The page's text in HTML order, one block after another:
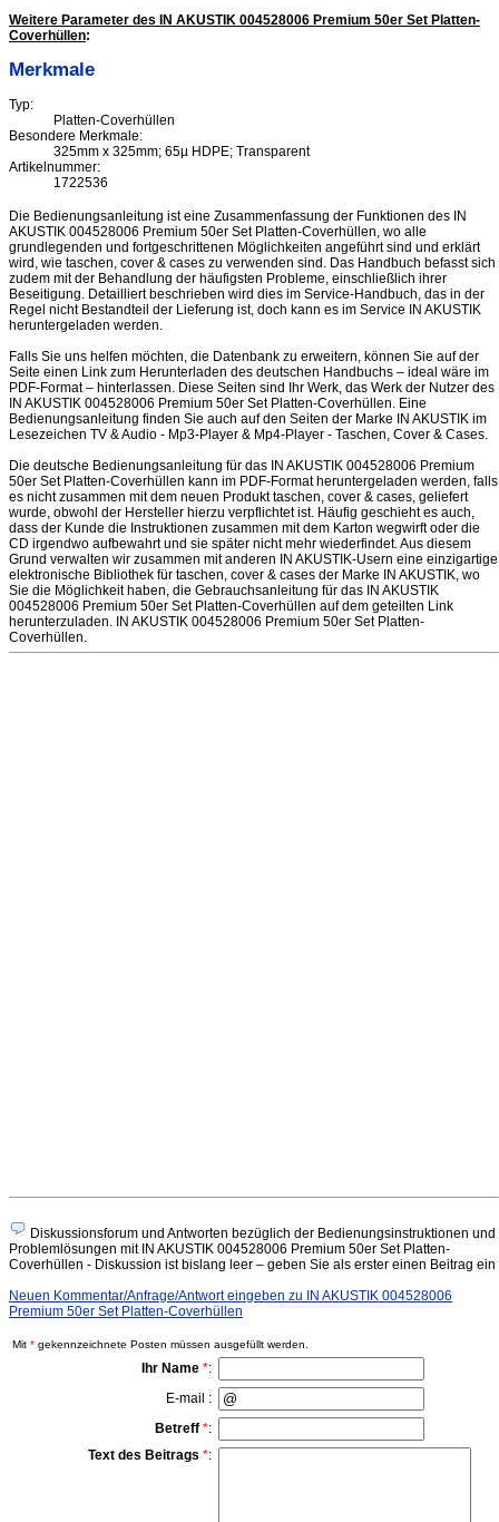
Weitere Parameter des IN AKUSTIK 004528006 Premium 50er Set Platten-
Coverhüllen:
Merkmale
Typ:
Platten-Coverhüllen
Besondere Merkmale:
325mm x 325mm; 65µ HDPE; Transparent
Artikelnummer:
1722536
Die Bedienungsanleitung ist eine Zusammenfassung der Funktionen des IN
AKUSTIK 004528006 Premium 50er Set Platten-Coverhüllen, wo alle
grundlegenden und fortgeschrittenen Möglichkeiten angeführt sind und erklärt
wird, wie taschen, cover & cases zu verwenden sind. Das Handbuch befasst sich
zudem mit der Behandlung der häufigsten Probleme, einschließlich ihrer
Beseitigung. Detailliert beschrieben wird dies im Service-Handbuch, das in der
Regel nicht Bestandteil der Lieferung ist, doch kann es im Service IN AKUSTIK
heruntergeladen werden.
Falls Sie uns helfen möchten, die Datenbank zu erweitern, können Sie auf der
Seite einen Link zum Herunterladen des deutschen Handbuchs – ideal wäre im
PDF-Format – hinterlassen. Diese Seiten sind Ihr Werk, das Werk der Nutzer des
IN AKUSTIK 004528006 Premium 50er Set Platten-Coverhüllen. Eine
Bedienungsanleitung finden Sie auch auf den Seiten der Marke IN AKUSTIK im
Lesezeichen TV & Audio - Mp3-Player & Mp4-Player - Taschen, Cover & Cases.
Die deutsche Bedienungsanleitung für das IN AKUSTIK 004528006 Premium
50er Set Platten-Coverhüllen kann im PDF-Format heruntergeladen werden, falls
es nicht zusammen mit dem neuen Produkt taschen, cover & cases, geliefert
wurde, obwohl der Hersteller hierzu verpflichtet ist. Häufig geschieht es auch,
dass der Kunde die Instruktionen zusammen mit dem Karton wegwirft oder die
CD irgendwo aufbewahrt und sie später nicht mehr wiederfindet. Aus diesem
Grund verwalten wir zusammen mit anderen IN AKUSTIK-Usern eine einzigartige
elektronische Bibliothek für taschen, cover & cases der Marke IN AKUSTIK, wo
Sie die Möglichkeit haben, die Gebrauchsanleitung für das IN AKUSTIK
004528006 Premium 50er Set Platten-Coverhüllen auf dem geteilten Link
herunterzuladen. IN AKUSTIK 004528006 Premium 50er Set Platten-
Coverhüllen.
Diskussionsforum und Antworten bezüglich der Bedienungsinstruktionen und
Problemlösungen mit IN AKUSTIK 004528006 Premium 50er Set Platten-
Coverhüllen - Diskussion ist bislang leer – geben Sie als erster einen Beitrag ein
Neuen Kommentar/Anfrage/Antwort eingeben zu IN AKUSTIK 004528006
Premium 50er Set Platten-Coverhüllen
Mit * gekennzeichnete Posten müssen ausgefüllt werden.
Ihr Name *:
E-mail :
Betreff *:
Text des Beitrags *: